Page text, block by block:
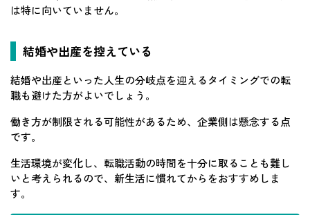
は特に向いていません。
結婚や出産を控えている
結婚や出産といった人生の分岐点を迎えるタイミングでの転
職も避けた方がよいでしょう。
働き方が制限される可能性があるため、企業側は懸念する点
です。
生活環境が変化し、転職活動の時間を十分に取ることも難し
いと考えられるので、新生活に慣れてからをおすすめしま
す。